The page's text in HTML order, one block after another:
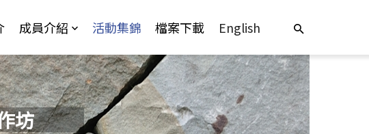
成員介紹 活動集錦 檔案下載 English
坊